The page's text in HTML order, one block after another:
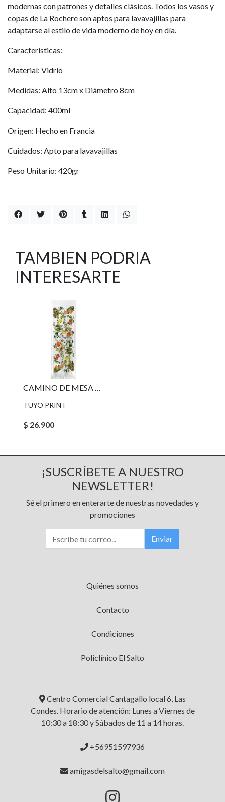
modernas con patrones y detalles clásicos. Todos los vasos y
copas de La Rochere son aptos para lavavajillas para
adaptarse al estilo de vida moderno de hoy en día.
Características:
Material: Vidrio
Medidas: Alto 13cm x Diámetro 8cm
Capacidad: 400ml
Origen: Hecho en Francia
Cuidados: Apto para lavavajillas
Peso Unitario: 420gr
TAMBIEN PODRIA
INTERESARTE
CAMINO DE MESA FRUTAS
TUYO PRINT
$ 26.900
¡SUSCRÍBETE A NUESTRO
NEWSLETTER!
Sé el primero en enterarte de nuestras novedades y
promociones
Enviar
Quiénes somos
Contacto
Condiciones
Policlínico El Salto
Centro Comercial Cantagallo local 6, Las
Condes. Horario de atención: Lunes a Viernes de
10:30 a 18:30 y Sábados de 11 a 14 horas.
+56951597936
amigasdelsalto@gmail.com